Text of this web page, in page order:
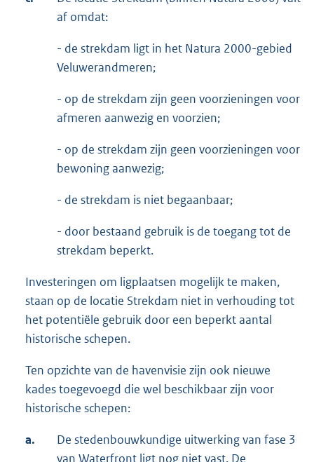
af omdat:
- de strekdam ligt in het Natura 2000-gebied
Veluwerandmeren;
- op de strekdam zijn geen voorzieningen voor
afmeren aanwezig en voorzien;
- op de strekdam zijn geen voorzieningen voor
bewoning aanwezig;
- de strekdam is niet begaanbaar;
- door bestaand gebruik is de toegang tot de
strekdam beperkt.
Investeringen om ligplaatsen mogelijk te maken,
staan op de locatie Strekdam niet in verhouding tot
het potentiële gebruik door een beperkt aantal
historische schepen.
Ten opzichte van de havenvisie zijn ook nieuwe
kades toegevoegd die wel beschikbaar zijn voor
historische schepen:
a.
De stedenbouwkundige uitwerking van fase 3
van Waterfront ligt nog niet vast. De